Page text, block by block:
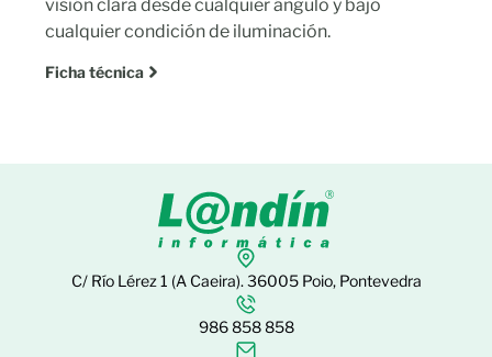
visión clara desde cualquier ángulo y bajo
cualquier condición de iluminación.
Ficha técnica
C/ Río Lérez 1 (A Caeira). 36005 Poio, Pontevedra
986 858 858